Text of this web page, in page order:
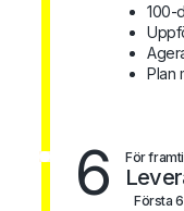
100-
Plan
6 För
Första